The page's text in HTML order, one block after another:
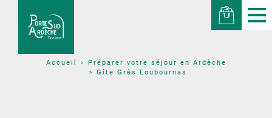
Accueil
Préparer votre séjour en Ardèche
Gîte Grès Loubournas